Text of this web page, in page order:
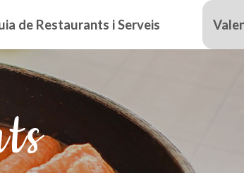
de Restaurants i Serveis